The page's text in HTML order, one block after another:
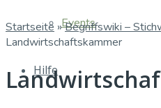
Events
Hilfe
Startseite »Begriffswiki –
Landwirtschaftskammer